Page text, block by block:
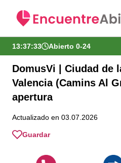
13:37:34 Abierto 0-24
DomusVi | Ciudad de
Valencia (Camins Al
apertura
Actualizado en 03.07.2026
Guardar